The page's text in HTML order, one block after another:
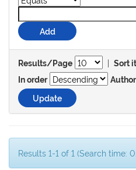
Results/Page | Sort
In order
Results 1-1 of 1 (Search time: